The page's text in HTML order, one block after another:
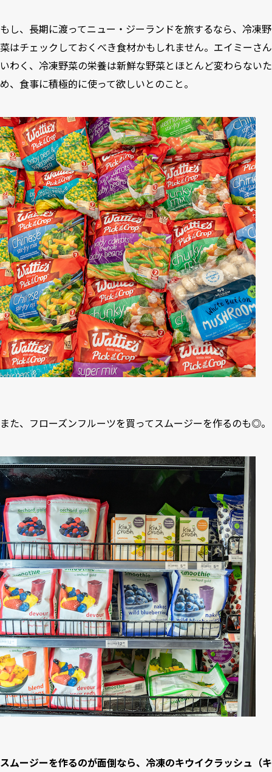
9
オイル セクション
10
健康食品 セクション
もし、長期に渡ってニュー・ジーランドを旅するなら、冷凍野
菜はチェックしておくべき食材かもしれません。エイミーさん
いわく、冷凍野菜の栄養は新鮮な野菜とほとんど変わらないた
め、食事に積極的に使って欲しいとのこと。
また、フローズンフルーツを買ってスムージーを作るのも◎。
スムージーを作るのが面倒なら、冷凍のキウイクラッシュ（キ